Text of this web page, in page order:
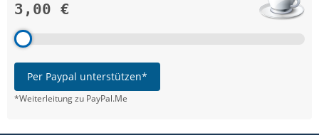
3,00 €
Per Paypal unterstützen*
*Weiterleitung zu PayPal.Me